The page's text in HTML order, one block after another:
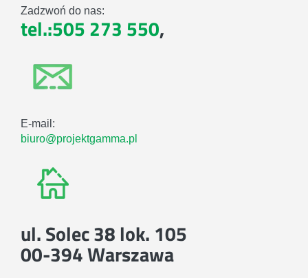
Zadzwoń do nas:
tel.:505 273 550,
E-mail:
biuro@projektgamma.pl
ul. Solec 38 lok. 105
00-394 Warszawa